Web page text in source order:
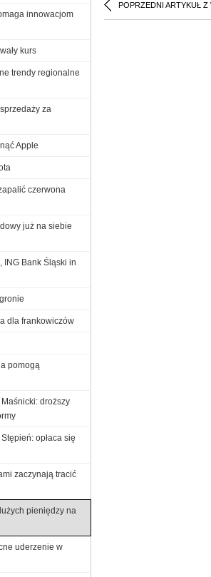
POPRZEDNI ARTYKUŁ Z
innowacjom
kurs
trendy regionalne
za
Apple
czerwona
już na siebie
ING Bank Śląski in
dla frankowiczów
pomogą
droższy
opłaca się
zaczynają tracić
pieniędzy na
uderzenie w